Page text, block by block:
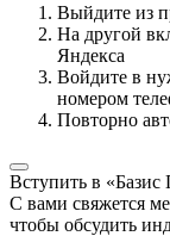
Выйдите из
На другой
Яндекса
Войдите в
номером
Повторно
Вступить в
С вами свяжется
чтобы обсудить